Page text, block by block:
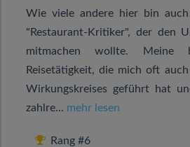
Wie viele andere hier bin
"Restaurant-Kritiker", der den
mitmachen wollte. Meine
Reisetätigkeit, die mich oft
Wirkungskreises geführt hat
zahlre... mehr lesen
Rang #6